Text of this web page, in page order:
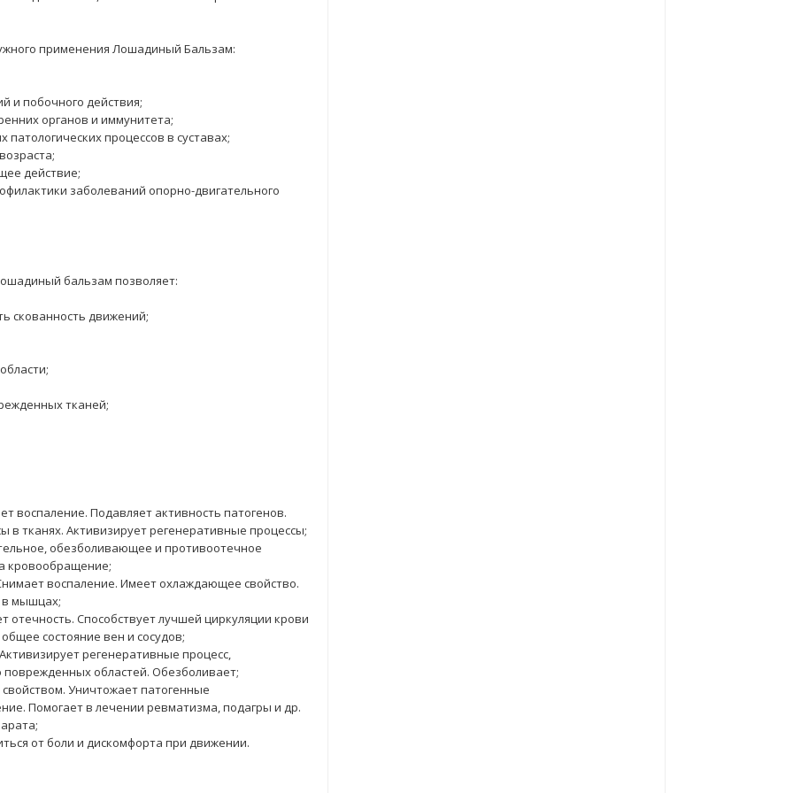
применения Лошадиный Бальзам:
и побочного действия;
органов и иммунитета;
процессов в суставах;
действие;
заболеваний опорно-двигательного
бальзам позволяет:
скованность движений;
тканей;
воспаление. Подавляет активность патогенов.
тканях. Активизирует регенеративные процессы;
обезболивающее и противоотечное
кровообращение;
воспаление. Имеет охлаждающее свойство.
в мышцах;
отечность. Способствует лучшей циркуляции крови
состояние вен и сосудов;
регенеративные процесс,
областей. Обезболивает;
Уничтожает патогенные
Помогает в лечении ревматизма, подагры и др.
от боли и дискомфорта при движении.